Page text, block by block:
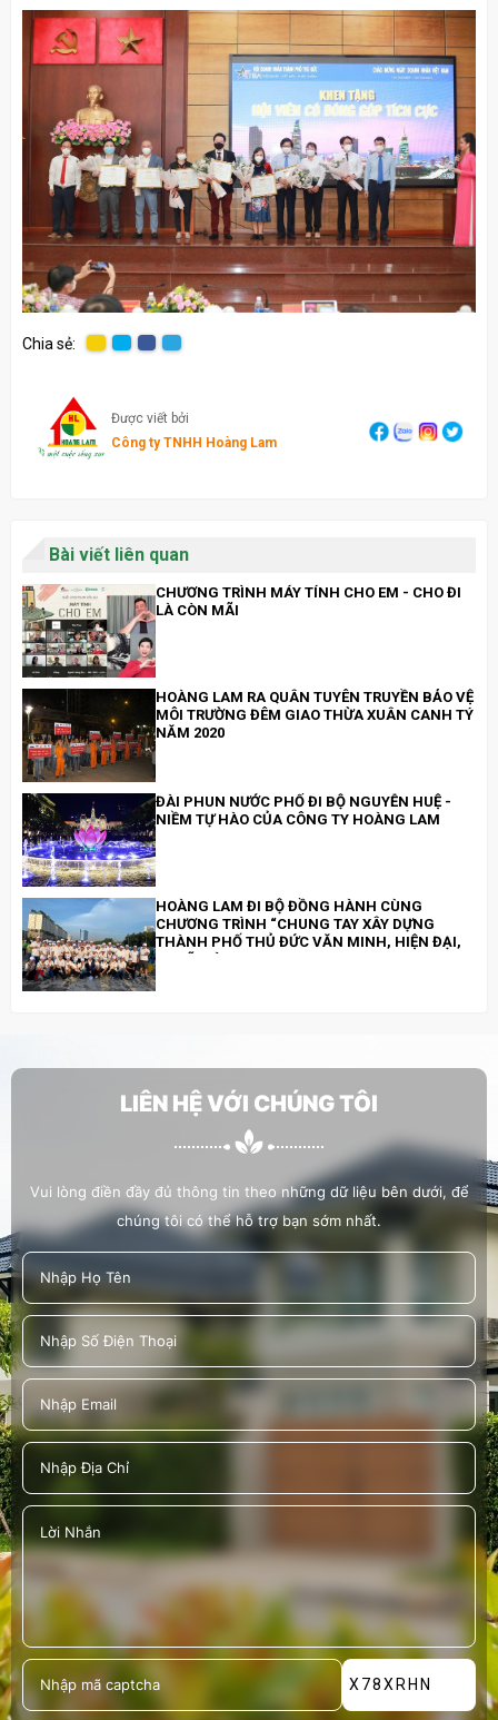
Chia sẻ:
Được viết bởi
Công ty TNHH Hoàng Lam
Bài viết liên quan
CHƯƠNG TRÌNH MÁY TÍNH CHO EM - CHO ĐI
LÀ CÒN MÃI
HOÀNG LAM RA QUÂN TUYÊN TRUYỀN BẢO VỆ
MÔI TRƯỜNG ĐÊM GIAO THỪA XUÂN CANH TÝ
NĂM 2020
ĐÀI PHUN NƯỚC PHỐ ĐI BỘ NGUYỄN HUỆ -
NIỀM TỰ HÀO CỦA CÔNG TY HOÀNG LAM
HOÀNG LAM ĐI BỘ ĐỒNG HÀNH CÙNG
CHƯƠNG TRÌNH “CHUNG TAY XÂY DỰNG
THÀNH PHỐ THỦ ĐỨC VĂN MINH, HIỆN ĐẠI,
NGHĨA TÌNH
HOÀNG LAM HỖ TRỢ CÔNG TÁC XÃ HỘI
TRỒNG CÂY XANH TẠI BỜ KÊNH HÀNG BÀNG
TRÊN ĐƯỜNG VẠN TƯỢNG
TRƯỜNG ĐH CÔNG NGHIỆP TP.HCM ĐÃ KÝ
KẾT HỢP TÁC CÙNG HOÀNG LAM
LIÊN HỆ VỚI CHÚNG TÔI
Vui lòng điền đầy đủ thông tin theo những dữ liệu bên dưới, để
chúng tôi có thể hỗ trợ bạn sớm nhất.
X78XRHN